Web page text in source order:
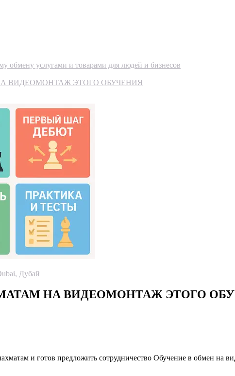
обмену услугами и товарами для людей и бизнесов
ВИДЕОМОНТАЖ ЭТОГО ОБУЧЕНИЯ
Дубай
НА ВИДЕОМОНТАЖ ЭТОГО
и готов предложить сотрудничество Обучение в обмен на